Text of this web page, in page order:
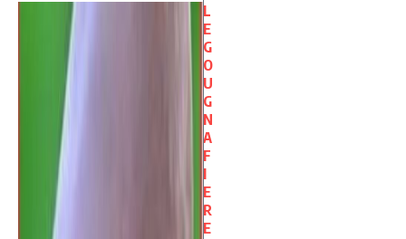
L
E
G
O
U
G
N
A
F
I
E
R
E